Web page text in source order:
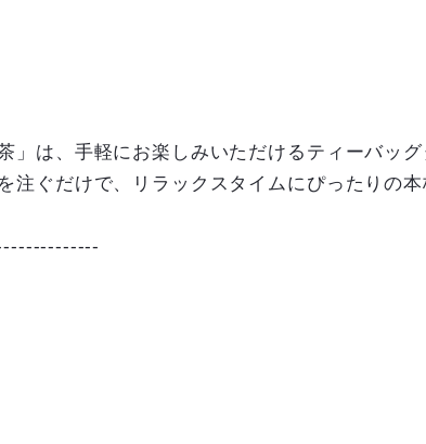
は、手軽にお楽しみいただけるティーバッ
ぐだけで、リラックスタイムにぴったりの本